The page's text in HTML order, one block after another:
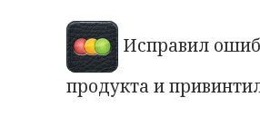
Исправил
продукта и